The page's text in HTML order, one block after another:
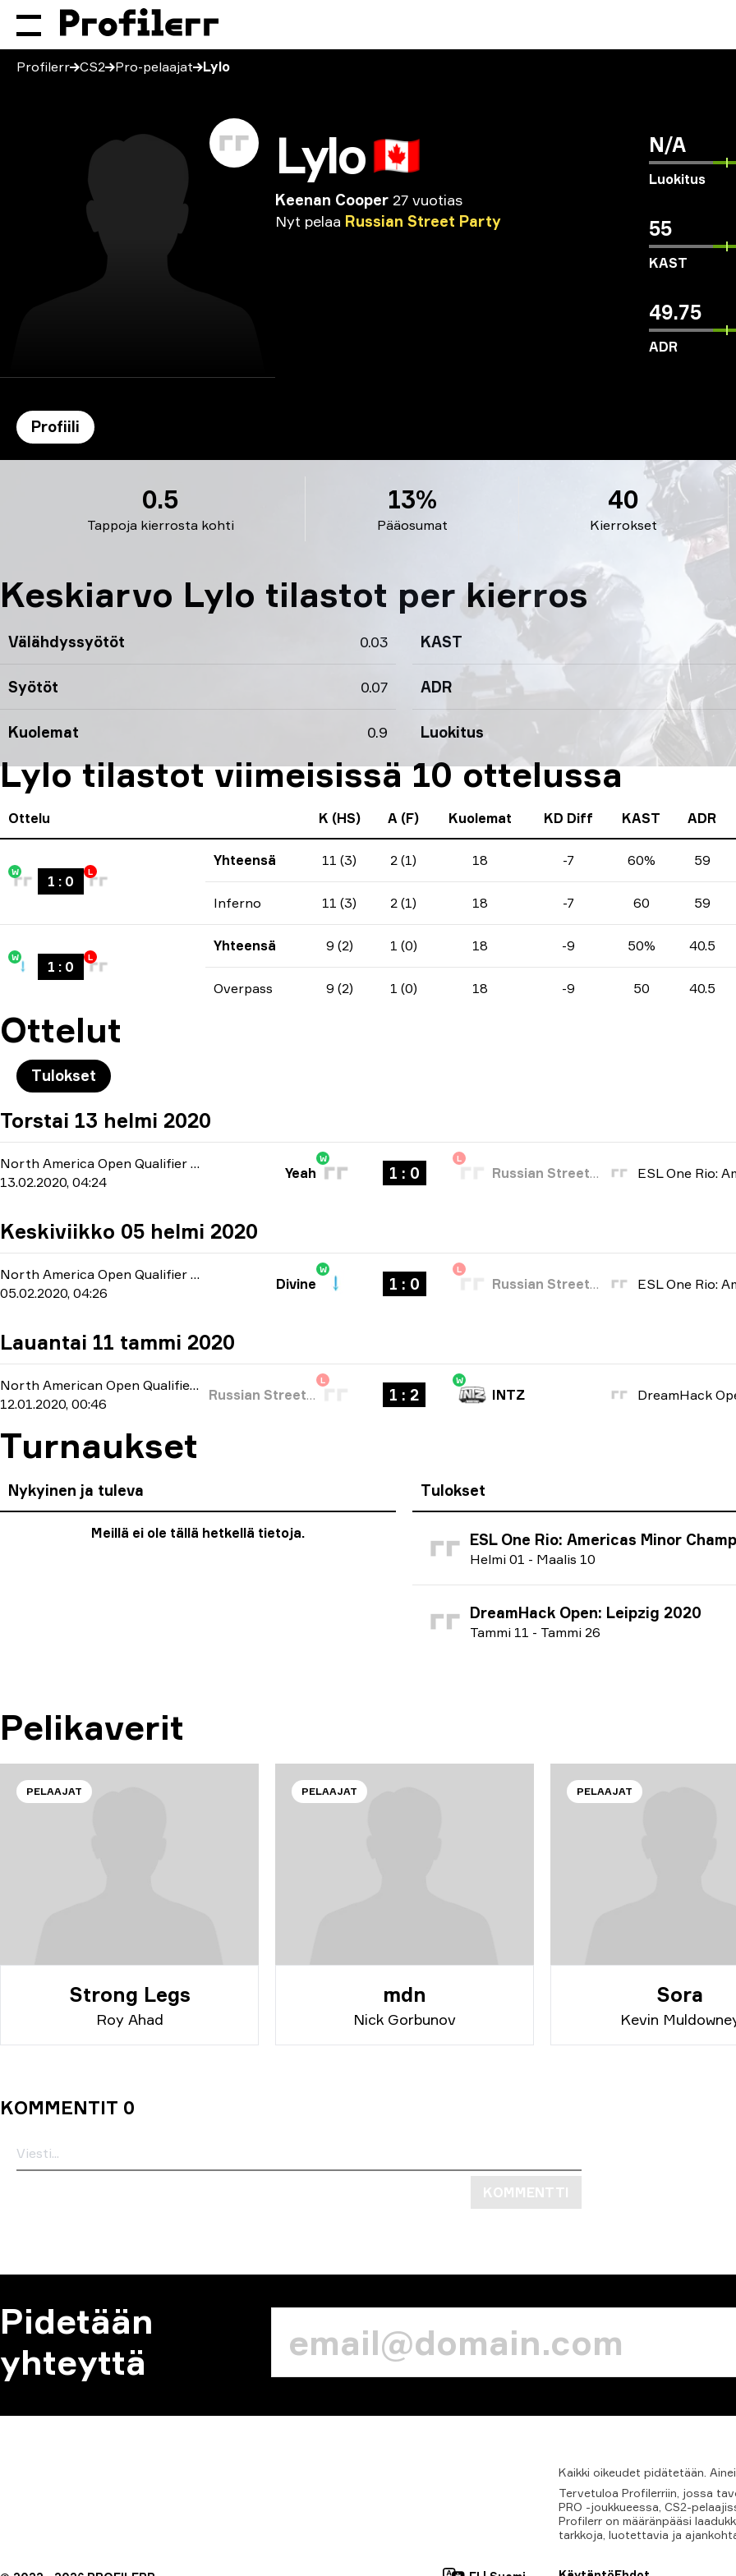
Profilerr CS2 Pro-pelaajat Lylo
Lylo 🇨🇦
Keenan Cooper 27 vuotias
Nyt pelaa Russian Street Party
N/A
Luokitus
55
KAST
49.75
ADR
Profiili
Tappoja kierrosta kohti
0.5
Pääosumat
13%
Kierrokset
40
Keskiarvo Lylo tilastot per kierros
Välähdyssyötöt 0.03 KAST
Syötöt 0.07 ADR
Kuolemat 0.9 Luokitus
Lylo tilastot viimeisissä 10 ottelussa
Ottelu K (HS) A (F) Kuolemat KD Diff KAST ADR
W
1 : 0
L
Yhteensä 11 (3) 2 (1) 18 -7 60% 59
Inferno 11 (3) 2 (1) 18 -7 60 59
W
1 : 0
L
Yhteensä 9 (2) 1 (0) 18 -9 50% 40.5
Overpass 9 (2) 1 (0) 18 -9 50 40.5
Ottelut
Tulokset
Torstai 13 helmi 2020
North America Open Qualifier 4
13.02.2020, 04:24
W
Yeah 1 : 0
L
Russian Street Party
Keskiviikko 05 helmi 2020
North America Open Qualifier 2 -
05.02.2020, 04:26
W
Divine 1 : 0
L
Russian Street Party
Lauantai 11 tammi 2020
North American Open Qualifier -
12.01.2020, 00:46
L
Russian Street Party 1 : 2
W
INTZ
Turnaukset
Nykyinen ja tuleva
Meillä ei ole tällä hetkellä tietoja.
Tulokset
ESL One Rio: Americas Minor Championship
Helmi 01 - Maalis 10
DreamHack Open: Leipzig 2020
Tammi 11 - Tammi 26
Pelikaverit
PELAAJAT
Strong Legs
Roy Ahad
PELAAJAT
mdn
Nick Gorbunov
PELAAJAT
Sora
Kevin
KOMMENTIT 0
KOMMENTTI
Pidetään
yhteyttä
Kaikki oikeudet pidätetään.
Tervetuloa Profilerriin, jossa
PRO -joukkueessa, CS2-
Profilerr on määränpääsi
tarkkoja, luotettavia ja